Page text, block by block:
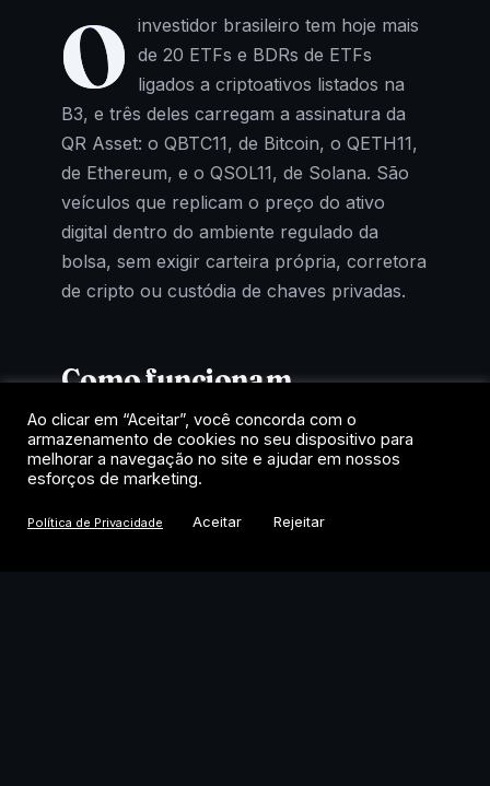
O investidor brasileiro tem hoje mais
de 20 ETFs e BDRs de ETFs
ligados a criptoativos listados na
B3, e três deles carregam a assinatura da
QR Asset: o QBTC11, de Bitcoin, o QETH11,
de Ethereum, e o QSOL11, de Solana. São
veículos que replicam o preço do ativo
digital dentro do ambiente regulado da
bolsa, sem exigir carteira própria, corretora
de cripto ou custódia de chaves privadas.
Como funcionam
Cada cota representa uma fração de um
fundo que mantém exposição ao criptoativo
de referência. A negociação acontece no
home broker, como uma ação, com
Ao clicar em “Aceitar”, você concorda com o
armazenamento de cookies no seu dispositivo para
melhorar a navegação no site e ajudar em nossos
esforços de marketing.
Política de Privacidade Aceitar Rejeitar